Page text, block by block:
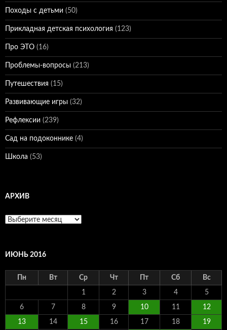
Походы с детьми (50)
Прикладная детская психология (123)
Про ЭТО (16)
Проблемы-вопросы (213)
Путешествия (15)
Развивающие игры (32)
Рефлексии (239)
Сад на подоконнике (4)
Школа (53)
АРХИВ
Архив
ИЮНЬ 2016
Пн Вт Ср Чт Пт Сб Вс
1 2 3 4 5
6 7 8 9 10 11 12
13 14 15 16 17 18 19